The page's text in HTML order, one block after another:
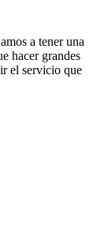
a tener una
hacer grandes
el servicio que